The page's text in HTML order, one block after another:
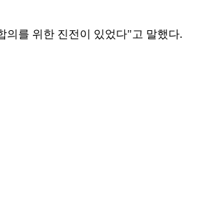
의를 위한 진전이 있었다"고 말했다.